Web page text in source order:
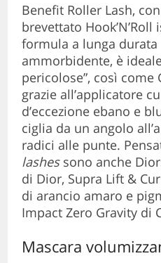
Benefit Roller Lash,
brevettato
formula a lunga
ammorbidente, è
pericolose”, così come
grazie all’applicatore
d’eccezione ebano e
ciglia da un angolo
radici alle punte.
lashessono anche
di Dior, Supra Lift &
di arancio amaro e
Impact Zero Gravity di
Mascara